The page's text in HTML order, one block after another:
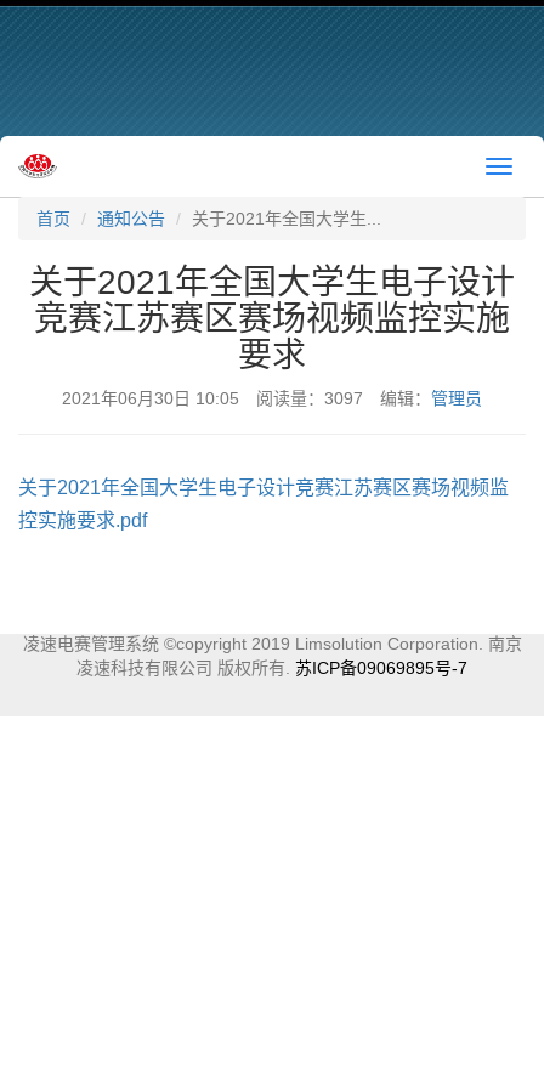
切
首页
通知公告 关于2021年全国大学生...
关于2021年全国大学生电子设计
竞赛江苏赛区赛场视频监控实施
要求
2021年06月30日 10:05 阅读量：3097 编辑： 管理员
关于2021年全国大学生电子设计竞赛江苏赛区赛场视频监
控实施要求.pdf
凌速电赛管理系统 ©copyright 2019 Limsolution Corporation. 南京
凌速科技有限公司 版权所有. 苏ICP备09069895号-7